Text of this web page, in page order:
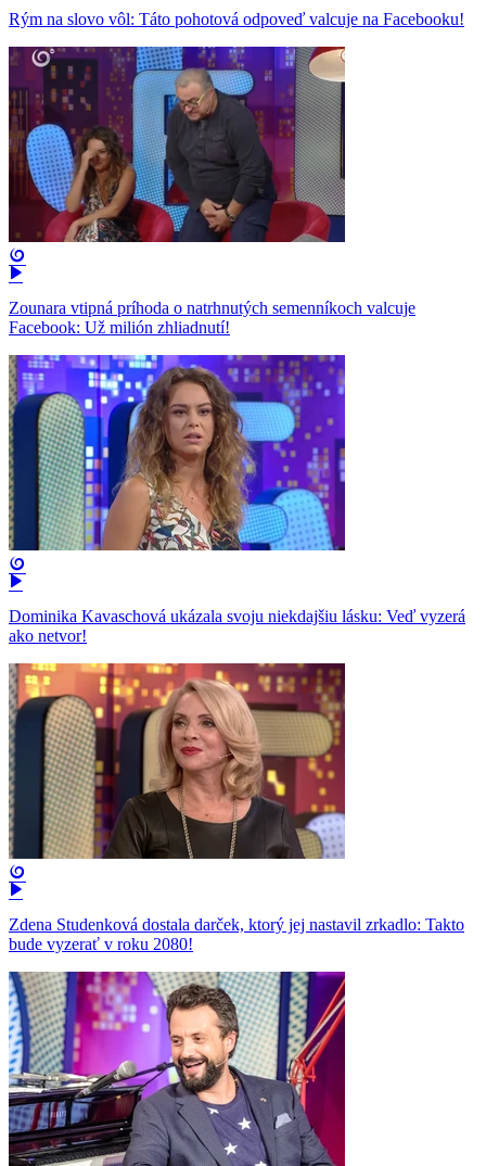
Rým na slovo vôl: Táto pohotová odpoveď valcuje na Facebooku!
Zounara vtipná príhoda o natrhnutých semenníkoch valcuje
Facebook: Už milión zhliadnutí!
Dominika Kavaschová ukázala svoju niekdajšiu lásku: Veď vyzerá
ako netvor!
Zdena Studenková dostala darček, ktorý jej nastavil zrkadlo: Takto
bude vyzerať v roku 2080!